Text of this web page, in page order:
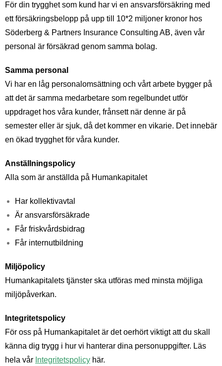
För din trygghet som kund har vi en ansvarsförsäkring med
ett försäkringsbelopp på upp till 10*2 miljoner kronor hos
Söderberg & Partners Insurance Consulting AB, även vår
personal är försäkrad genom samma bolag.
Samma personal
Vi har en låg personalomsättning och vårt arbete bygger på
att det är samma medarbetare som regelbundet utför
uppdraget hos våra kunder, frånsett när denne är på
semester eller är sjuk, då det kommer en vikarie. Det innebär
en ökad trygghet för våra kunder.
Anställningspolicy
Alla som är anställda på Humankapitalet
Har kollektivavtal
Är ansvarsförsäkrade
Får friskvårdsbidrag
Får internutbildning
Miljöpolicy
Humankapitalets tjänster ska utföras med minsta möjliga
miljöpåverkan.
Integritetspolicy
För oss på Humankapitalet är det oerhört viktigt att du skall
känna dig trygg i hur vi hanterar dina personuppgifter. Läs
hela vår Integritetspolicy här.